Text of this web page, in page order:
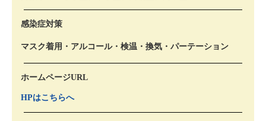
感染症対策
マスク着用・アルコール・検温・換気・パーテーション
ホームページURL
HPはこちらへ